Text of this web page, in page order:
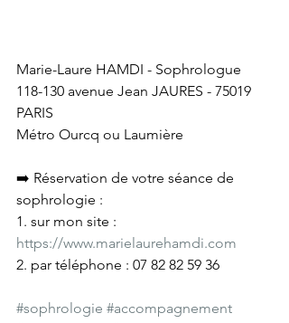
Marie-Laure HAMDI - Sophrologue
118-130 avenue Jean JAURES - 75019
PARIS
Métro Ourcq ou Laumière
➡️ Réservation de votre séance de
sophrologie :
1. sur mon site :
https://www.marielaurehamdi.com
2. par téléphone : 07 82 82 59 36
#sophrologie #accompagnement